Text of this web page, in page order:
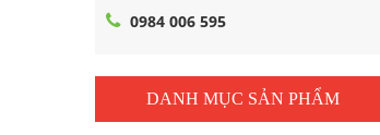
0984 006 595
DANH MỤC SẢN PHẨM